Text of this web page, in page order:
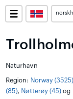
Naturhavn
Region: Norway (3525)
(85), Nøtterøy (45) og